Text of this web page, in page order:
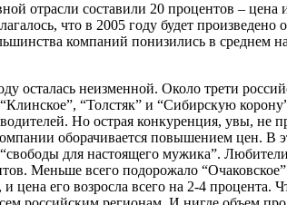
отрасли составили 20 процентов –
что в 2005 году будет
компаний понизились в среднем
осталась неизменной. Около трети
“Толстяк” и “Сибирскую
Но острая конкуренция, увы,
оборачивается повышением цен. В
для настоящего мужика”.
Меньше всего подорожало
цена его возросла всего на 2-4